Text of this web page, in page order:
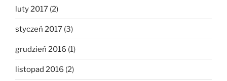
luty 2017 (2)
styczeń 2017 (3)
grudzień 2016 (1)
listopad 2016 (2)